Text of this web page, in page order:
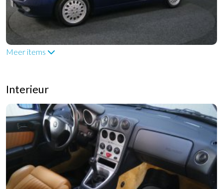
Meer items
Interieur